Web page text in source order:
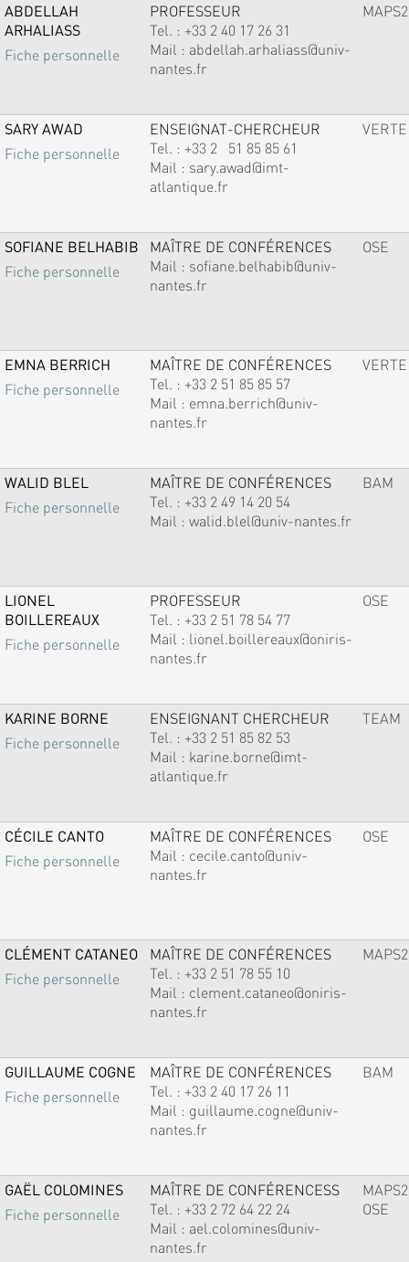
ABDELLAH
ARHALIASS
Fiche personnelle
PROFESSEUR
Tel. : +33 2 40 17 26 31
Mail : abdellah.arhaliass@univ-
nantes.fr
MAPS2
SARY AWAD
Fiche personnelle
ENSEIGNAT-CHERCHEUR
Tel. : +33 2 51 85 85 61
Mail : sary.awad@imt-
atlantique.fr
VERTE
SOFIANE BELHABIB
Fiche personnelle
MAÎTRE DE CONFÉRENCES
Mail : sofiane.belhabib@univ-
nantes.fr
OSE
EMNA BERRICH
Fiche personnelle
MAÎTRE DE CONFÉRENCES
Tel. : +33 2 51 85 85 57
Mail : emna.berrich@univ-
nantes.fr
VERTE
WALID BLEL
Fiche personnelle
MAÎTRE DE CONFÉRENCES
Tel. : +33 2 49 14 20 54
Mail : walid.blel@univ-nantes.fr
BAM
LIONEL
BOILLEREAUX
Fiche personnelle
PROFESSEUR
Tel. : +33 2 51 78 54 77
Mail : lionel.boillereaux@oniris-
nantes.fr
OSE
KARINE BORNE
Fiche personnelle
ENSEIGNANT CHERCHEUR
Tel. : +33 2 51 85 82 53
Mail : karine.borne@imt-
atlantique.fr
TEAM
CÉCILE CANTO
Fiche personnelle
MAÎTRE DE CONFÉRENCES
Mail : cecile.canto@univ-
nantes.fr
OSE
CLÉMENT CATANEO
Fiche personnelle
MAÎTRE DE CONFÉRENCES
Tel. : +33 2 51 78 55 10
Mail : clement.cataneo@oniris-
nantes.fr
MAPS2
GUILLAUME COGNE
Fiche personnelle
MAÎTRE DE CONFÉRENCES
Tel. : +33 2 40 17 26 11
Mail : guillaume.cogne@univ-
nantes.fr
BAM
GAËL COLOMINES
Fiche personnelle
MAÎTRE DE CONFÉRENCESS
Tel. : +33 2 72 64 22 24
Mail : ael.colomines@univ-
nantes.fr
MAPS2
OSE